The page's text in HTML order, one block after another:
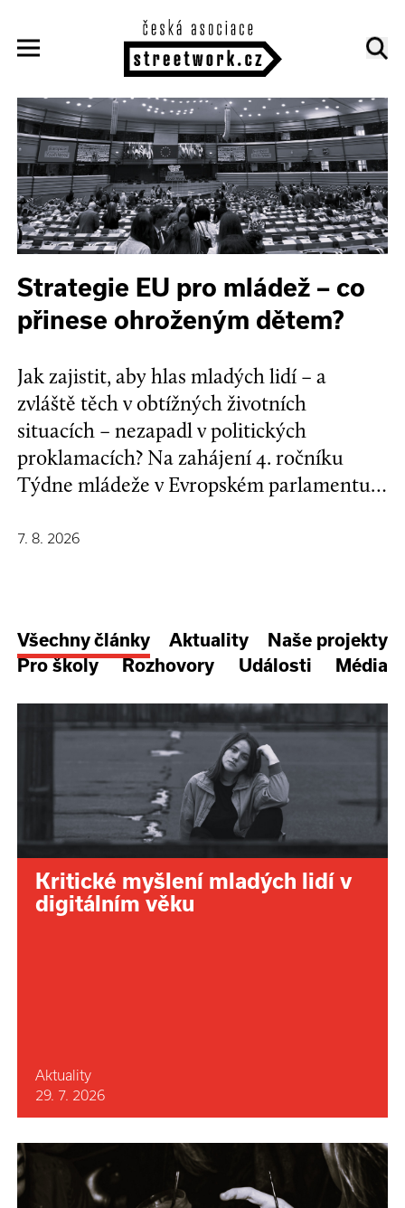
Strategie EU pro mládež – co
přinese ohroženým dětem?
Jak zajistit, aby hlas mladých lidí – a
zvláště těch v obtížných životních
situacích – nezapadl v politických
proklamacích? Na zahájení 4. ročníku
Týdne mládeže v Evropském parlamentu v
stakeholdeři zapojili do formulování nové
7. 8. 2026
Všechny články Aktuality
Naše projekty
Pro školy
Rozhovory Události Média
Kritické myšlení mladých lidí v
digitálním věku
Aktuality
29. 7. 2026